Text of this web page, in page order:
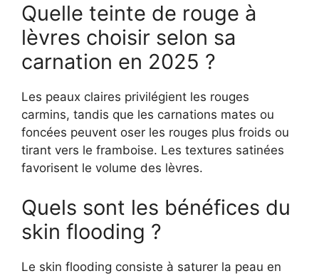
Quelle teinte de rouge à
lèvres choisir selon sa
carnation en 2025 ?
Les peaux claires privilégient les rouges
carmins, tandis que les carnations mates ou
foncées peuvent oser les rouges plus froids ou
tirant vers le framboise. Les textures satinées
favorisent le volume des lèvres.
Quels sont les bénéfices du
skin flooding ?
Le skin flooding consiste à saturer la peau en